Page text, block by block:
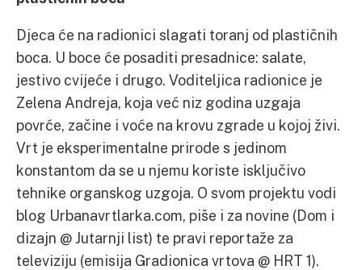
Djeca će na radionici slagati toranj od plastičnih
boca. U boce će posaditi presadnice: salate,
jestivo cvijeće i drugo. Voditeljica radionice je
Zelena Andreja, koja već niz godina uzgaja
povrće, začine i voće na krovu zgrade u kojoj živi.
Vrt je eksperimentalne prirode s jedinom
konstantom da se u njemu koriste isključivo
tehnike organskog uzgoja. O svom projektu vodi
blog Urbanavrtlarka.com, piše i za novine (Dom i
dizajn @ Jutarnji list) te pravi reportaže za
televiziju (emisija Gradionica vrtova @ HRT 1).